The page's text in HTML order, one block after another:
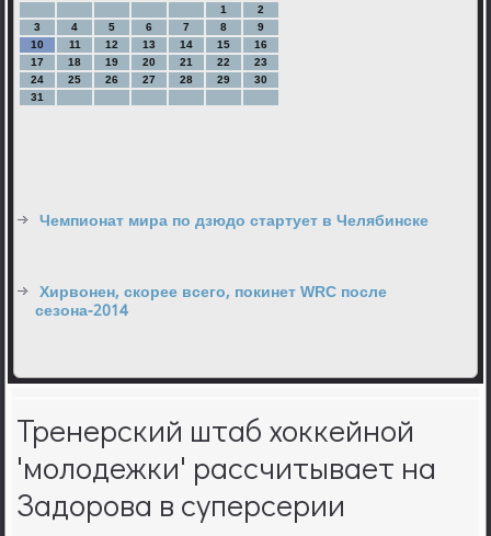
1
2
3
4 5 6 7 8
9
10
11 12 13 14 15
16
17
18 19 20 21 22
23
24
25 26 27 28 29
30
31
Чемпионат мира по дзюдо стартует в Челябинске
Хирвонен, скорее всего, покинет WRC после
сезона-2014
Тренерский штаб хоккейной
'молодежки' рассчитывает на
Задорова в суперсерии